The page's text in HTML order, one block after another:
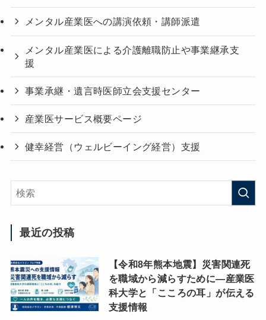
メンタル産業医への講演依頼・講師派遣
メンタル産業医による介護離職防止や事業継承支
援
事業承継・遺言時医師立会支援センター
産業医サービス概要ページ
健幸経営（ウェルビーイング経営）支援
最近の投稿
【令和8年熊本地震】災害関連死
を職域から減らすために―産業医
科大学と「こころの耳」が伝える
支援情報